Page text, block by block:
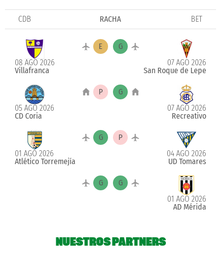
CDB RACHA BET
08 AGO 2026
Villafranca
05 AGO 2026
CD Coria
01 AGO 2026
Atlético Torremejía
07 AGO 2026
San Roque de Lepe
07 AGO 2026
Recreativo
04 AGO 2026
UD Tomares
01 AGO 2026
AD Mérida
NUESTROS PARTNERS